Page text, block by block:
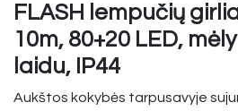
FLASH lempučių
10m, 80+20 LED,
laidu, IP44
Aukštos kokybės tarpusavyje